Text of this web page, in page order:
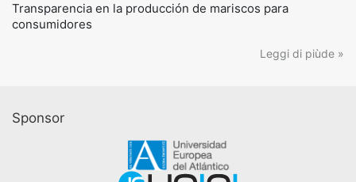
Transparencia en la producción de mariscos para
consumidores
Leggi di piùde »
Sponsor